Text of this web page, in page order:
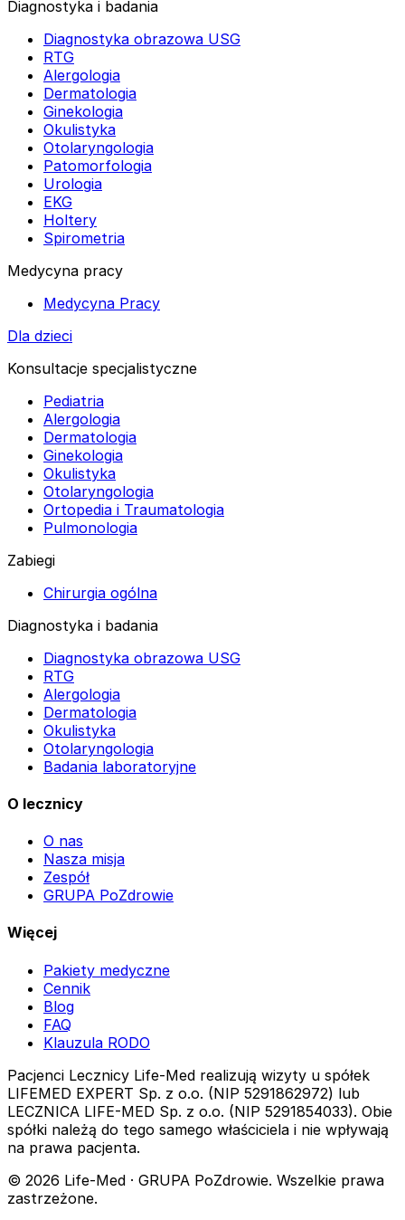
Diagnostyka i badania
Diagnostyka obrazowa USG
RTG
Alergologia
Dermatologia
Ginekologia
Okulistyka
Otolaryngologia
Patomorfologia
Urologia
EKG
Holtery
Spirometria
Medycyna pracy
Medycyna Pracy
Dla dzieci
Konsultacje specjalistyczne
Pediatria
Alergologia
Dermatologia
Ginekologia
Okulistyka
Otolaryngologia
Ortopedia i Traumatologia
Pulmonologia
Zabiegi
Chirurgia ogólna
Diagnostyka i badania
Diagnostyka obrazowa USG
RTG
Alergologia
Dermatologia
Okulistyka
Otolaryngologia
Badania laboratoryjne
O lecznicy
O nas
Nasza misja
Zespół
GRUPA PoZdrowie
Więcej
Pakiety medyczne
Cennik
Blog
FAQ
Klauzula RODO
Pacjenci Lecznicy Life-Med realizują wizyty u spółek
LIFEMED EXPERT Sp. z o.o. (NIP 5291862972) lub
LECZNICA LIFE-MED Sp. z o.o. (NIP 5291854033). Obie
spółki należą do tego samego właściciela i nie wpływają
na prawa pacjenta.
© 2026 Life-Med · GRUPA PoZdrowie. Wszelkie prawa
zastrzeżone.